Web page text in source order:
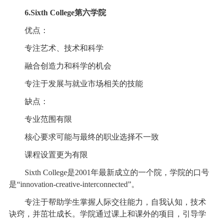
6.Sixth College第六学院
优点：
专注艺术、技术和科学
融合创造力和科学的机会
专注于发展与就业市场相关的技能
缺点：
专业范围有限
核心要求可能与最终的职业选择不一致
课程设置更为有限
Sixth College是2001年最新成立的一个院，学院的口号
是“innovation-creative-interconnected”。
专注于帮助学生掌握人际交往能力，自我认知，技术
诀窍，并茁壮成长。学院通过课上和课外的项目，引导学